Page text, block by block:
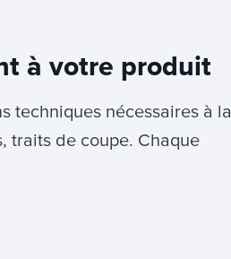
à votre produit
techniques nécessaires à la
traits de coupe. Chaque